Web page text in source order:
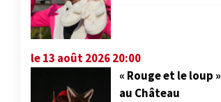
le 13 août 2026 20:00
« Rouge et le loup »
au Château